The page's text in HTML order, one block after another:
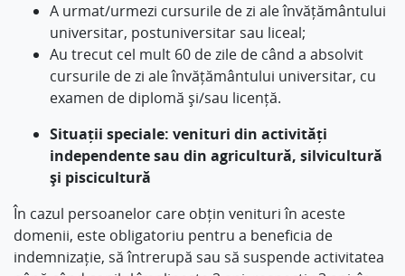
A urmat/urmezi cursurile de zi ale învățământului
universitar, postuniversitar sau liceal;
Au trecut cel mult 60 de zile de când a absolvit
cursurile de zi ale învățământului universitar, cu
examen de diplomă și/sau licență.
Situații speciale: venituri din activități
independente sau din agricultură, silvicultură
și piscicultură
În cazul persoanelor care obțin venituri în aceste
domenii, este obligatoriu pentru a beneficia de
indemnizație, să întrerupă sau să suspende activitatea